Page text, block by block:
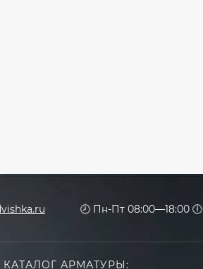
🕗 Пн-Пт 08:00—18:00 🕕
КАТАЛОГ АРМАТУРЫ: